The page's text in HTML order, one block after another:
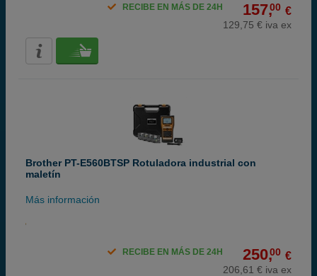
157,00 €
129,75 € iva ex
RECIBE EN MÁS DE 24H
Brother PT-E560BTSP Rotuladora industrial con
maletín
Más información
250,00 €
206,61 € iva ex
RECIBE EN MÁS DE 24H